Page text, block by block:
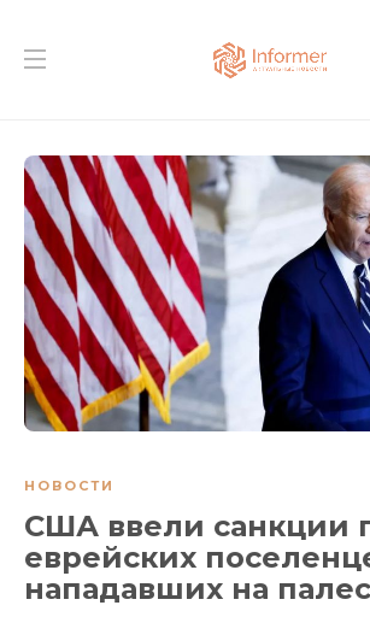
НОВОСТИ
США ввели санкции
еврейских
нападавших на